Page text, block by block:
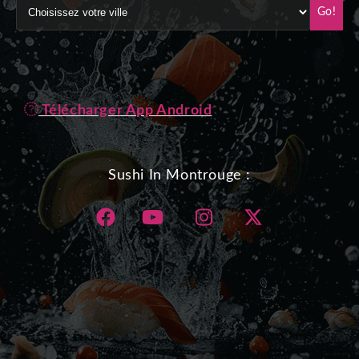
Go!
Télécharger App Android
Sushi In Montrouge :